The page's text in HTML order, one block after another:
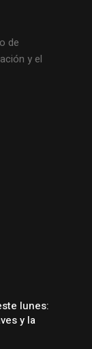
de
y el
lunes:
y la